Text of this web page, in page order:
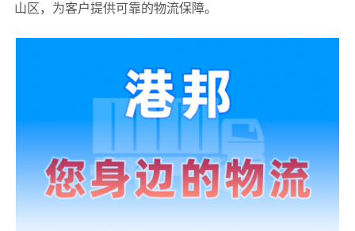
山区，为客户提供可靠的物流保障。